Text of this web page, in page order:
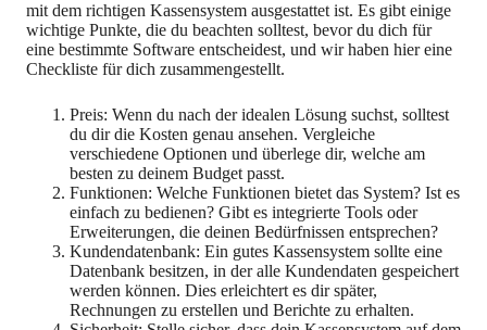
mit dem richtigen Kassensystem ausgestattet ist. Es gibt einige
wichtige Punkte, die du beachten solltest, bevor du dich für
eine bestimmte Software entscheidest, und wir haben hier eine
Checkliste für dich zusammengestellt.
Preis: Wenn du nach der idealen Lösung suchst, solltest
du dir die Kosten genau ansehen. Vergleiche
verschiedene Optionen und überlege dir, welche am
besten zu deinem Budget passt.
Funktionen: Welche Funktionen bietet das System? Ist es
einfach zu bedienen? Gibt es integrierte Tools oder
Erweiterungen, die deinen Bedürfnissen entsprechen?
Kundendatenbank: Ein gutes Kassensystem sollte eine
Datenbank besitzen, in der alle Kundendaten gespeichert
werden können. Dies erleichtert es dir später,
Rechnungen zu erstellen und Berichte zu erhalten.